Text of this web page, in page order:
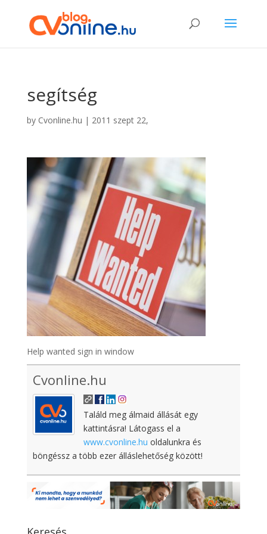
segítség
by Cvonline.hu | 2011 szept 22,
Help wanted sign in window
Cvonline.hu
Találd meg álmaid állását egy
kattintásra! Látogass el a
www.cvonline.hu oldalunkra és
böngéssz a több ezer álláslehetőség között!